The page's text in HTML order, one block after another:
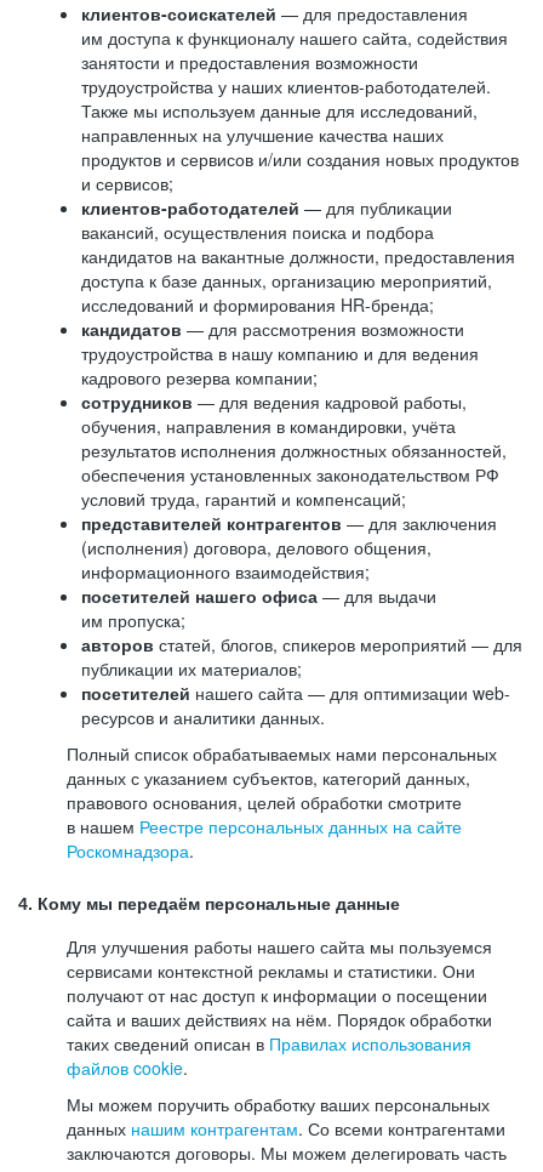
клиентов-соискателей — для предоставления
им доступа к функционалу нашего сайта, содействия
занятости и предоставления возможности
трудоустройства у наших клиентов-работодателей.
Также мы используем данные для исследований,
направленных на улучшение качества наших
продуктов и сервисов и/или создания новых продуктов
и сервисов;
клиентов-работодателей — для публикации
вакансий, осуществления поиска и подбора
кандидатов на вакантные должности, предоставления
доступа к базе данных, организацию мероприятий,
исследований и формирования HR-бренда;
кандидатов — для рассмотрения возможности
трудоустройства в нашу компанию и для ведения
кадрового резерва компании;
сотрудников — для ведения кадровой работы,
обучения, направления в командировки, учёта
результатов исполнения должностных обязанностей,
обеспечения установленных законодательством РФ
условий труда, гарантий и компенсаций;
представителей контрагентов — для заключения
(исполнения) договора, делового общения,
информационного взаимодействия;
посетителей нашего офиса — для выдачи
им пропуска;
авторов статей, блогов, спикеров мероприятий — для
публикации их материалов;
посетителей нашего сайта — для оптимизации web-
ресурсов и аналитики данных.
Полный список обрабатываемых нами персональных
данных с указанием субъектов, категорий данных,
правового основания, целей обработки смотрите
в нашем Реестре персональных данных на сайте
Роскомнадзора.
4. Кому мы передаём персональные данные
Для улучшения работы нашего сайта мы пользуемся
сервисами контекстной рекламы и статистики. Они
получают от нас доступ к информации о посещении
сайта и ваших действиях на нём. Порядок обработки
таких сведений описан в Правилах использования
файлов cookie.
Мы можем поручить обработку ваших персональных
данных нашим контрагентам. Со всеми контрагентами
заключаются договоры. Мы можем делегировать часть